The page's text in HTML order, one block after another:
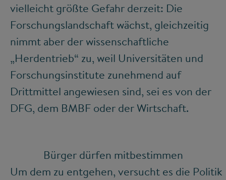
vielleicht größte Gefahr derzeit: Die
Forschungslandschaft wächst, gleichzeitig
nimmt aber der wissenschaftliche
„Herdentrieb“ zu, weil Universitäten und
Forschungsinstitute zunehmend auf
Drittmittel angewiesen sind, sei es von der
DFG, dem BMBF oder der Wirtschaft.
Bürger dürfen mitbestimmen
Um dem zu entgehen, versucht es die Politik